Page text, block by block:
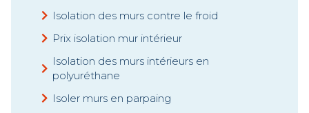
Isolation des murs contre le froid
Prix isolation mur intérieur
Isolation des murs intérieurs en
polyuréthane
Isoler murs en parpaing